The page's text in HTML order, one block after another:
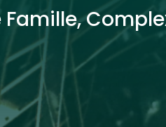
Famille,